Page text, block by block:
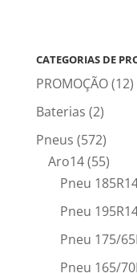
CATEGORIAS DE
PROMOÇÃO(12)
Baterias (2)
Pneus (572)
Aro14(55)
Pneu
Pneu
Pneu 175/
Pneu 165/